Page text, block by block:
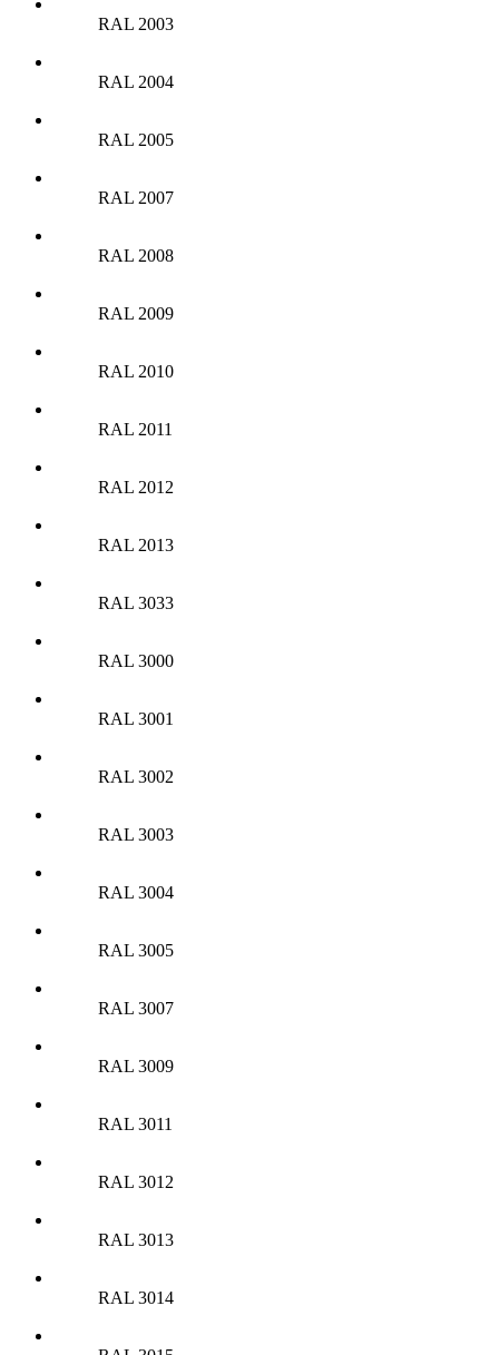
RAL 2003
RAL 2004
RAL 2005
RAL 2007
RAL 2008
RAL 2009
RAL 2010
RAL 2011
RAL 2012
RAL 2013
RAL 3033
RAL 3000
RAL 3001
RAL 3002
RAL 3003
RAL 3004
RAL 3005
RAL 3007
RAL 3009
RAL 3011
RAL 3012
RAL 3013
RAL 3014